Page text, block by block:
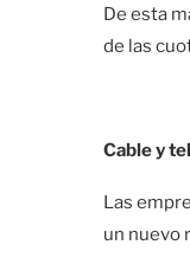
De esta
de las
Cable y
Las
un nuevo